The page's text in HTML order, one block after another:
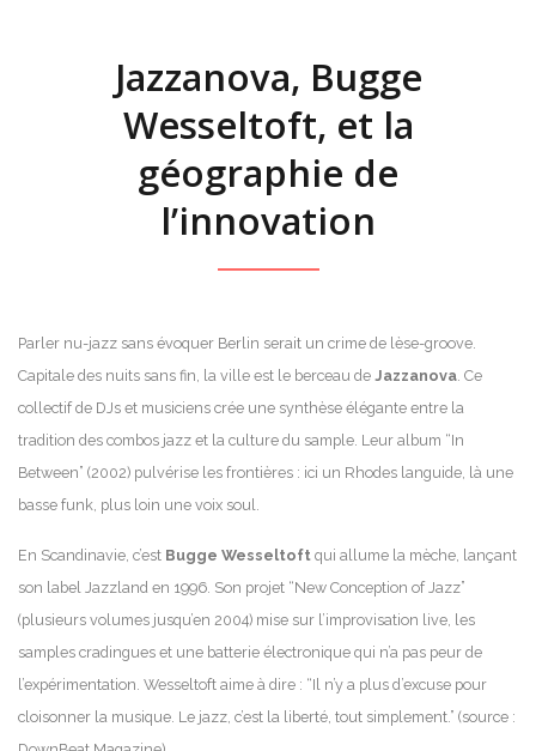
Jazzanova, Bugge
Wesseltoft, et la
géographie de
l’innovation
Parler nu-jazz sans évoquer Berlin serait un crime de lèse-groove.
Capitale des nuits sans fin, la ville est le berceau de Jazzanova . Ce
collectif de DJs et musiciens crée une synthèse élégante entre la
tradition des combos jazz et la culture du sample. Leur album “In
Between” (2002) pulvérise les frontières : ici un Rhodes languide, là une
basse funk, plus loin une voix soul.
En Scandinavie, c’est Bugge Wesseltoft qui allume la mèche, lançant
son label Jazzland en 1996. Son projet “New Conception of Jazz”
(plusieurs volumes jusqu’en 2004) mise sur l’improvisation live, les
samples cradingues et une batterie électronique qui n’a pas peur de
l’expérimentation. Wesseltoft aime à dire : “Il n’y a plus d’excuse pour
cloisonner la musique. Le jazz, c’est la liberté, tout simplement.” (source :